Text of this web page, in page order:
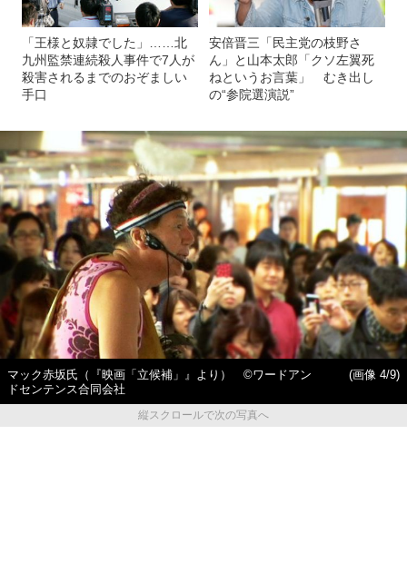
「王様と奴隷でした」……北
九州監禁連続殺人事件で7人が
殺害されるまでのおぞましい
手口
安倍晋三「民主党の枝野さ
ん」と山本太郎「クソ左翼死
ねというお言葉」 むき出し
の“参院選演説”
マック赤坂氏（『映画「立候補」』より） ©ワードアン
ドセンテンス合同会社
(画像 4/9)
縦スクロールで次の写真へ